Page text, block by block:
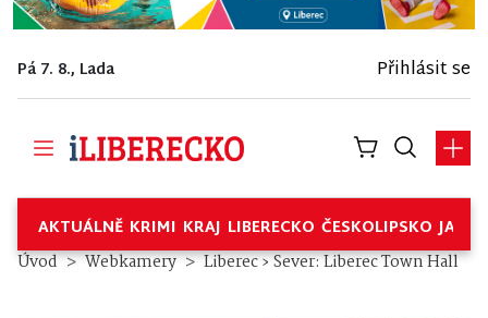
Pá 7. 8., Lada Přihlásit se
AKTUÁLNĚ KRIMI KRAJ LIBERECKO ČESKOLIPSKO
Úvod Webkamery Liberec › Sever: Liberec Town Hall